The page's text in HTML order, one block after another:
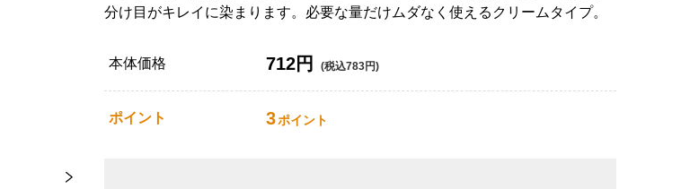
分け目がキレイに染まります。必要な量だけムダなく使えるクリームタイプ。
本体価格 712円 (税込783円)
ポイント 3ポイント